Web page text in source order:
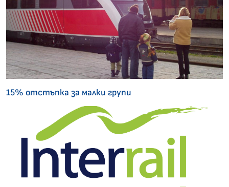
15% отстъпка за малки групи